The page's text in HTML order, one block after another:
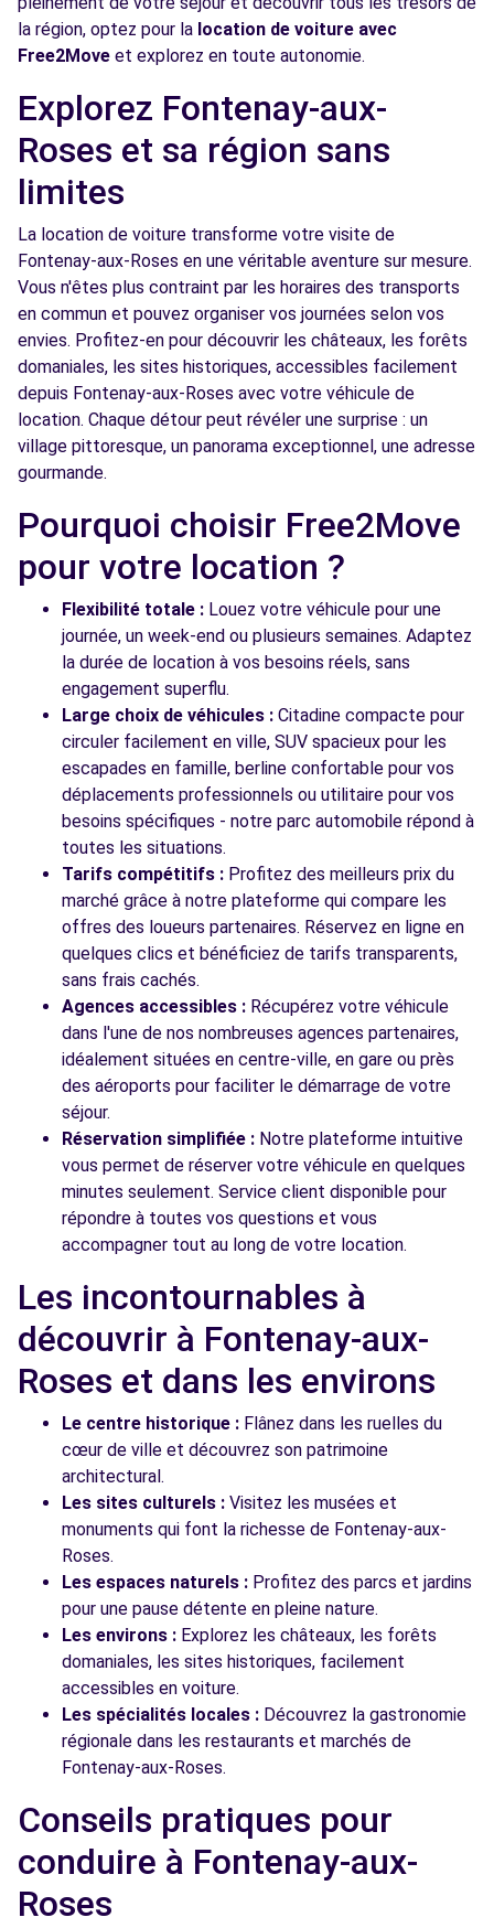
Free2move Rent - S&You - PARIS PORTE DE
VERSAILLES (C)
75 BOULEVARD LEFEBVRE
Free2move Rent - S&You - PARIS PORTE DE
VERSAILLES (O)
75 BOULEVARD LEFEBVRE
PARIS, 75015
Voir l'agence
Free2Move Rent - GENTILLY AUTOROUTES -
GENTILLY (C)
5.2
57 AVENUE RASPAIL
GENTILLY, 94250
Voir l'agence
Voir toutes les agences
la région, optez pour la location de voiture avec
Free2Move et explorez en toute autonomie.
Explorez Fontenay-aux-
Roses et sa région sans
limites
La location de voiture transforme votre visite de
Fontenay-aux-Roses en une véritable aventure sur mesure.
Vous n'êtes plus contraint par les horaires des transports
en commun et pouvez organiser vos journées selon vos
envies. Profitez-en pour découvrir les châteaux, les forêts
domaniales, les sites historiques, accessibles facilement
depuis Fontenay-aux-Roses avec votre véhicule de
location. Chaque détour peut révéler une surprise : un
village pittoresque, un panorama exceptionnel, une adresse
gourmande.
Pourquoi choisir Free2Move
pour votre location ?
Flexibilité totale : Louez votre véhicule pour une
journée, un week-end ou plusieurs semaines. Adaptez
la durée de location à vos besoins réels, sans
engagement superflu.
Large choix de véhicules : Citadine compacte pour
circuler facilement en ville, SUV spacieux pour les
escapades en famille, berline confortable pour vos
déplacements professionnels ou utilitaire pour vos
besoins spécifiques - notre parc automobile répond à
toutes les situations.
Tarifs compétitifs : Profitez des meilleurs prix du
marché grâce à notre plateforme qui compare les
offres des loueurs partenaires. Réservez en ligne en
quelques clics et bénéficiez de tarifs transparents,
sans frais cachés.
Agences accessibles : Récupérez votre véhicule
dans l'une de nos nombreuses agences partenaires,
idéalement situées en centre-ville, en gare ou près
des aéroports pour faciliter le démarrage de votre
séjour.
Réservation simplifiée : Notre plateforme intuitive
vous permet de réserver votre véhicule en quelques
minutes seulement. Service client disponible pour
répondre à toutes vos questions et vous
accompagner tout au long de votre location.
Les incontournables à
découvrir à Fontenay-aux-
Roses et dans les environs
Le centre historique : Flânez dans les ruelles du
cœur de ville et découvrez son patrimoine
architectural.
Les sites culturels : Visitez les musées et
monuments qui font la richesse de Fontenay-aux-
Roses.
Les espaces naturels : Profitez des parcs et jardins
pour une pause détente en pleine nature.
Les environs : Explorez les châteaux, les forêts
domaniales, les sites historiques, facilement
accessibles en voiture.
Les spécialités locales : Découvrez la gastronomie
régionale dans les restaurants et marchés de
Fontenay-aux-Roses.
Conseils pratiques pour
conduire à Fontenay-aux-
Roses